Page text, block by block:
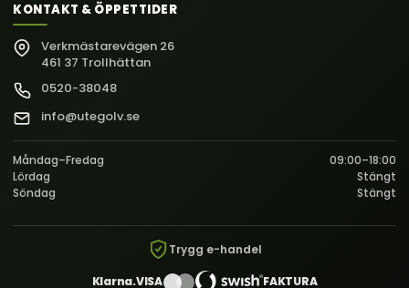
KONTAKT & ÖPPETTIDER
Verkmästarevägen 26
461 37 Trollhättan
0520-38048
info@utegolv.se
Måndag–Fredag
09:00–18:00
Lördag
Stängt
Söndag
Stängt
Trygg e-handel
Klarna.VISA FAKTURA